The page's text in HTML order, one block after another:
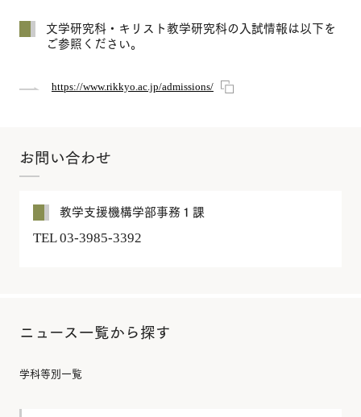
文学研究科・キリスト教学研究科の入試情報は以下を
ご参照ください。
https://www.rikkyo.ac.jp/admissions/
お問い合わせ
教学支援機構学部事務１課
TEL 03-3985-3392
ニュース一覧から探す
学科等別一覧